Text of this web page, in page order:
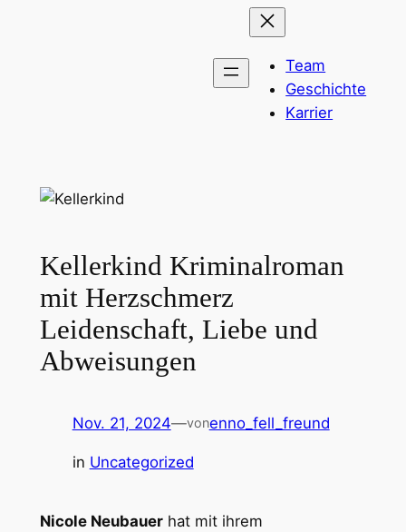
Team
Geschichte
Karrier
Kellerkind Kriminalroman
mit Herzschmerz
Leidenschaft, Liebe und
Abweisungen
Nov. 21, 2024—vonenno_fell_freund
in Uncategorized
Nicole Neubauerhat mit ihrem